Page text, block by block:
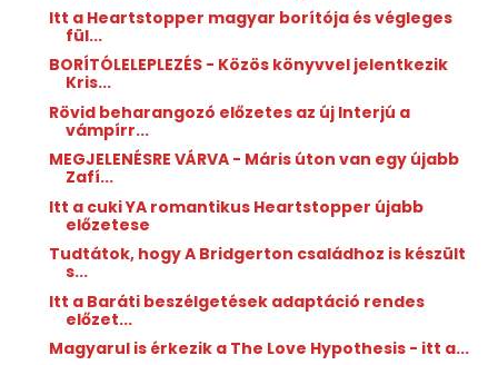
Itt a Heartstopper magyar borítója és végleges
fül...
BORÍTÓLELEPLEZÉS - Közös könyvvel jelentkezik
Kris...
Rövid beharangozó előzetes az új Interjú a
vámpírr...
MEGJELENÉSRE VÁRVA - Máris úton van egy újabb
Zafí...
Itt a cuki YA romantikus Heartstopper újabb
előzetese
Tudtátok, hogy A Bridgerton családhoz is készült
s...
Itt a Baráti beszélgetések adaptáció rendes
előzet...
Magyarul is érkezik a The ​Love Hypothesis - itt a...